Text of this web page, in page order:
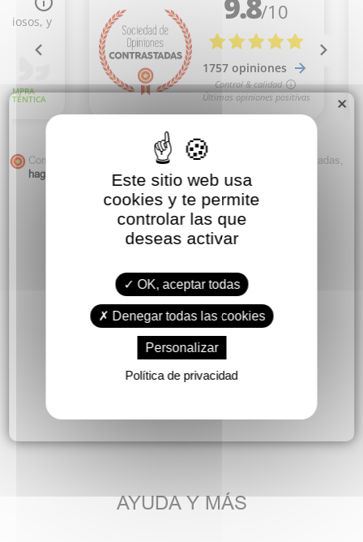
Comerciante aprobado por la Sociedad de Opiniones Contrastadas,
haga clic aquí para mostrar el certificado
AYUDA Y MÁS
×
Este sitio web usa
cookies y te permite
controlar las que
deseas activar
OK, aceptar todas
Denegar todas las cookies
Personalizar
Política de privacidad